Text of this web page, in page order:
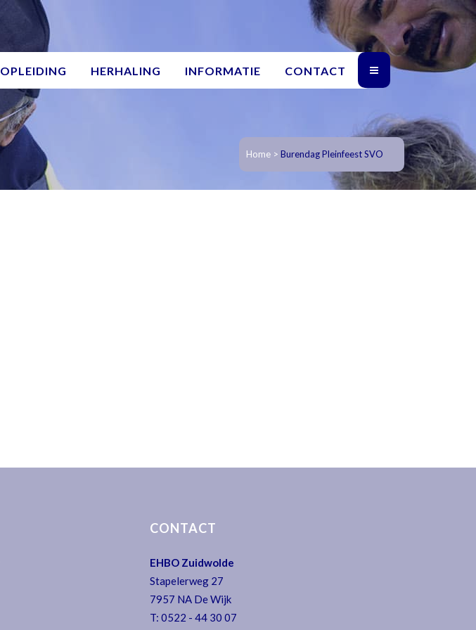
OPLEIDING HERHALING INFORMATIE CONTACT
Home > Burendag Pleinfeest SVO
CONTACT
EHBO Zuidwolde
Stapelerweg 27
7957 NA De Wijk
T:0522 - 44 30 07